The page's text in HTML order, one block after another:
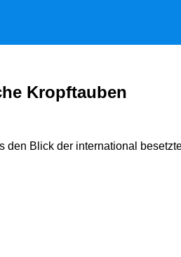
Kropftauben
Blick der international